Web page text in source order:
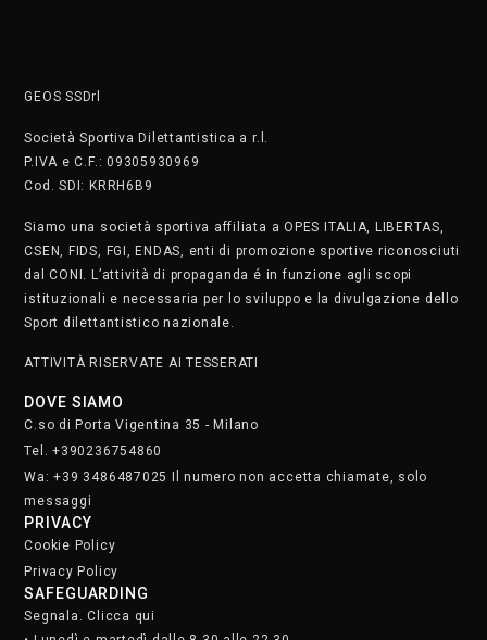
GEOS SSDrl
Società Sportiva Dilettantistica a r.l.
P.IVA e C.F.: 09305930969
Cod. SDI: KRRH6B9
Siamo una società sportiva affiliata a OPES ITALIA, LIBERTAS,
CSEN, FIDS, FGI, ENDAS, enti di promozione sportive riconosciuti
dal CONI. L’attività di propaganda é in funzione agli scopi
istituzionali e necessaria per lo sviluppo e la divulgazione dello
Sport dilettantistico nazionale.
ATTIVITÀ RISERVATE AI TESSERATI
DOVE SIAMO
C.so di Porta Vigentina 35 - Milano
Tel. +390236754860
Wa: +39 3486487025 Il numero non accetta chiamate, solo
messaggi
PRIVACY
Cookie Policy
Privacy Policy
SAFEGUARDING
Segnala. Clicca qui